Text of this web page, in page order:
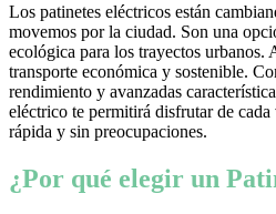
Los patinetes eléctricos están
movemos por la ciudad. Son una
ecológica para los trayectos urbanos.
transporte económica y sostenible.
rendimiento y avanzadas
eléctrico te permitirá disfrutar de
rápida y sin preocupaciones.
¿Por qué elegir un